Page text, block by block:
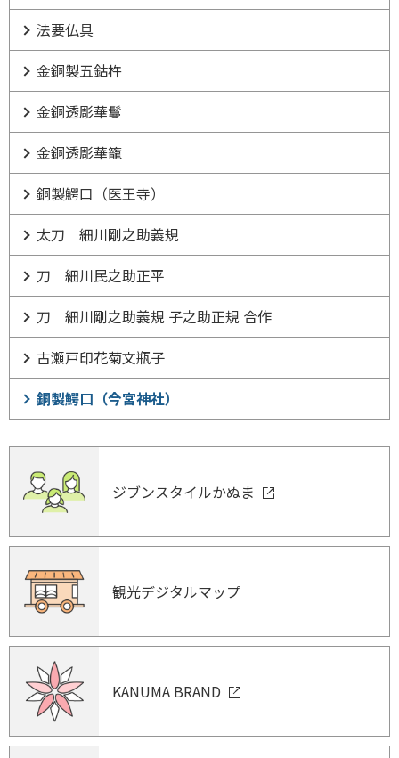
法要仏具
金銅製五鈷杵
金銅透彫華鬘
金銅透彫華籠
銅製鰐口（医王寺）
太刀 細川剛之助義規
刀 細川民之助正平
刀 細川剛之助義規 子之助正規 合作
古瀬戸印花菊文瓶子
銅製鰐口（今宮神社）
ジブンスタイルかぬま
観光デジタルマップ
KANUMA BRAND